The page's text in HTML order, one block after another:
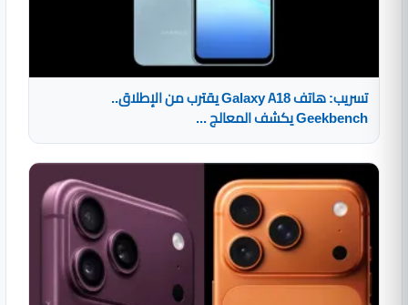
تسريب: هاتف Galaxy A18 يقترب من الإطلاق..
Geekbench يكشف المعالج ...